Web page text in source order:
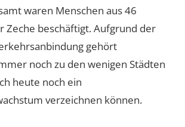
waren Menschen aus 46
Zeche beschäftigt. Aufgrund der
gehört
noch zu den wenigen Städten
heute noch ein
verzeichnen können.